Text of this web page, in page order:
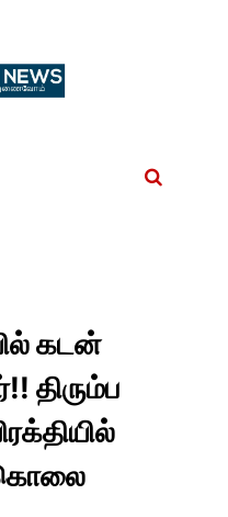
கடன்
திரும்ப